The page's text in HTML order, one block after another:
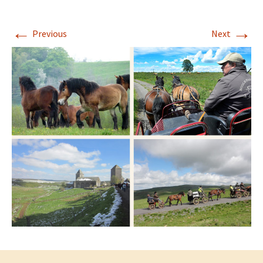
← Previous Next →